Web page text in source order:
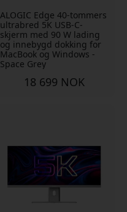
ALOGIC Edge 40-tommers
ultrabred 5K USB-C-
skjerm med 90 W lading
og innebygd dokking for
MacBook og Windows -
Space Grey
18 699 NOK